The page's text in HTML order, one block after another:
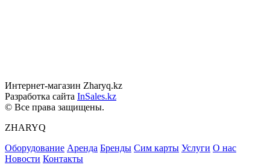
Интернет-магазин Zharyq.kz
Разработка сайта InSales.kz
© Все права защищены.
ZHARYQ
Оборудование Аренда Бренды Сим карты Услуги О нас
Новости Контакты